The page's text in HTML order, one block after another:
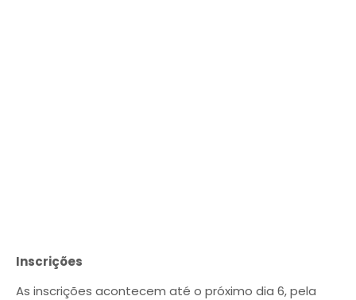
Inscrições
As inscrições acontecem até o próximo dia 6, pela